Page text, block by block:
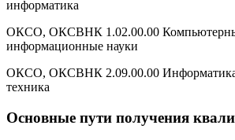
информатика
ОКСО, ОКСВНК 1.02.00.00
информационные науки
ОКСО, ОКСВНК 2.09.00.00 Информатика
техника
Основные пути получения